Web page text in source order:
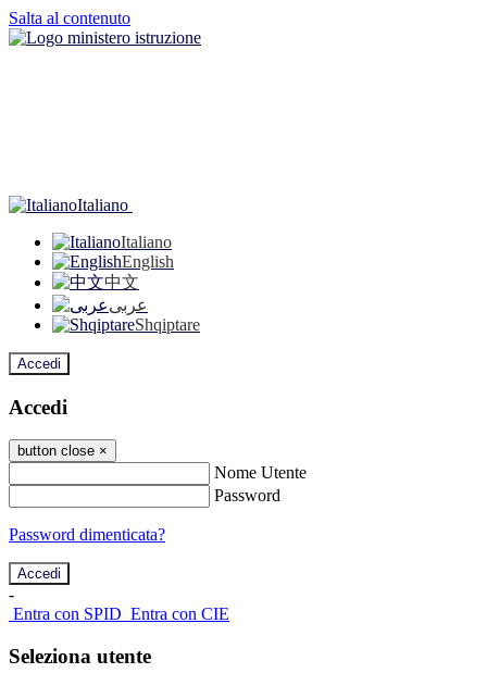
Salta al contenuto
Italiano
Italiano
English
中文
عربى
Shqiptare
Accedi
Accedi
button close ×
Nome Utente
Password
Password dimenticata?
-
Entra con SPID Entra con CIE
Seleziona utente